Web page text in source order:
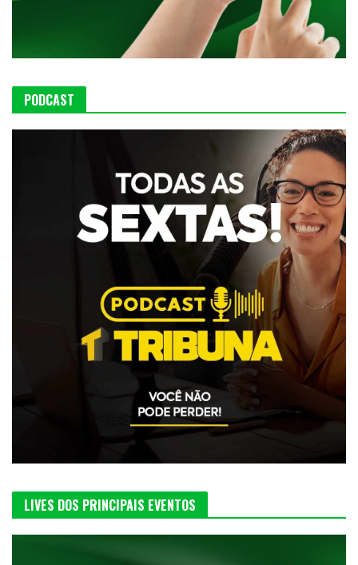
PODCAST
LIVES DOS PRINCIPAIS EVENTOS